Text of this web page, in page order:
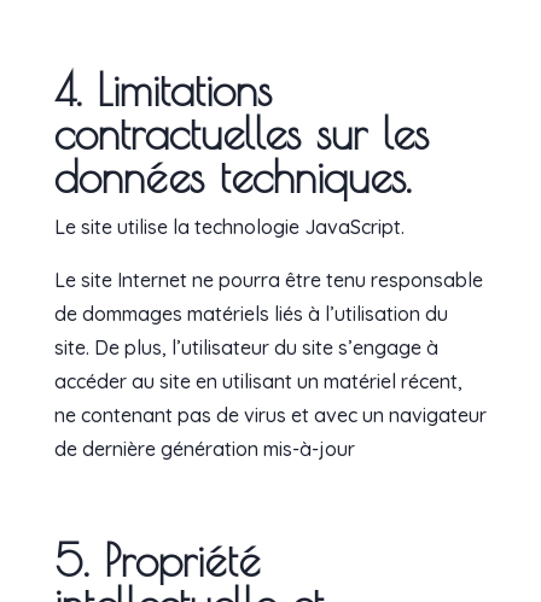
4. Limitations
contractuelles sur les
données techniques.
Le site utilise la technologie JavaScript.
Le site Internet ne pourra être tenu responsable
de dommages matériels liés à l’utilisation du
site. De plus, l’utilisateur du site s’engage à
accéder au site en utilisant un matériel récent,
ne contenant pas de virus et avec un navigateur
de dernière génération mis-à-jour
5. Propriété